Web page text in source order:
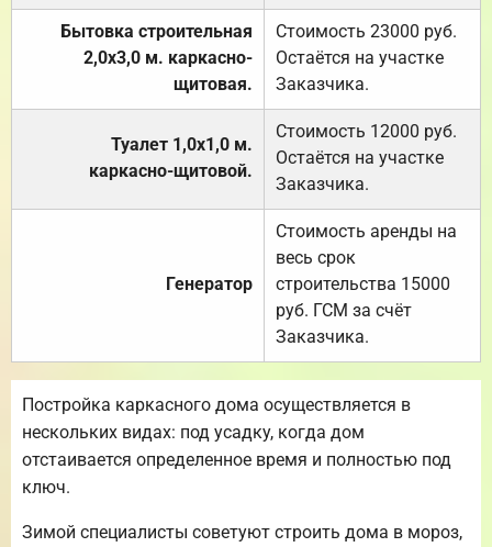
Бытовка строительная
2,0х3,0 м. каркасно-
щитовая.
Стоимость 23000 руб.
Остаётся на участке
Заказчика.
Туалет 1,0х1,0 м.
каркасно-щитовой.
Стоимость 12000 руб.
Остаётся на участке
Заказчика.
Генератор
Стоимость аренды на
весь срок
строительства 15000
руб. ГСМ за счёт
Заказчика.
Постройка каркасного дома осуществляется в
нескольких видах: под усадку, когда дом
отстаивается определенное время и полностью под
ключ.
Зимой специалисты советуют строить дома в мороз,